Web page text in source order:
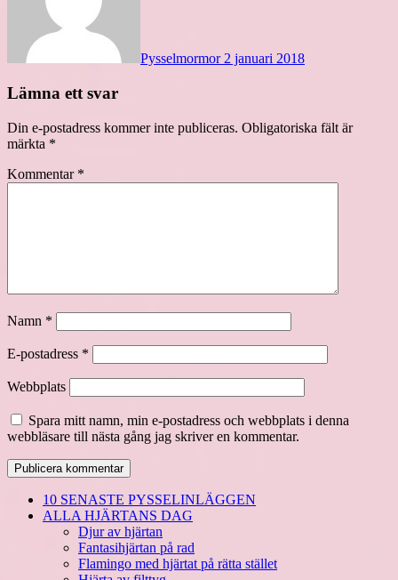
Pysselmormor 2 januari 2018
Lämna ett svar
Din e-postadress kommer inte publiceras. Obligatoriska fält är
märkta *
Kommentar *
Namn *
E-postadress *
Webbplats
Spara mitt namn, min e-postadress och webbplats i denna
webbläsare till nästa gång jag skriver en kommentar.
10 SENASTE PYSSELINLÄGGEN
ALLA HJÄRTANS DAG
Djur av hjärtan
Fantasihjärtan på rad
Flamingo med hjärtat på rätta stället